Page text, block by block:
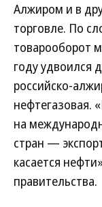
Алжиром и в
торговле. По
товарооборот
году удвоился
российско-
нефтегазовая.
на
стран —
касается
правительства.